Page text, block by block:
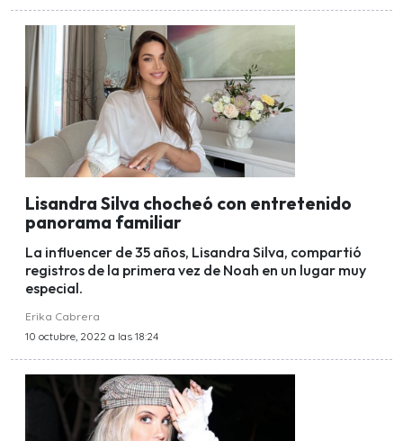
Lisandra Silva chocheó con entretenido
panorama familiar
La influencer de 35 años, Lisandra Silva, compartió
registros de la primera vez de Noah en un lugar muy
especial.
Erika Cabrera
10 octubre, 2022 a las 18:24